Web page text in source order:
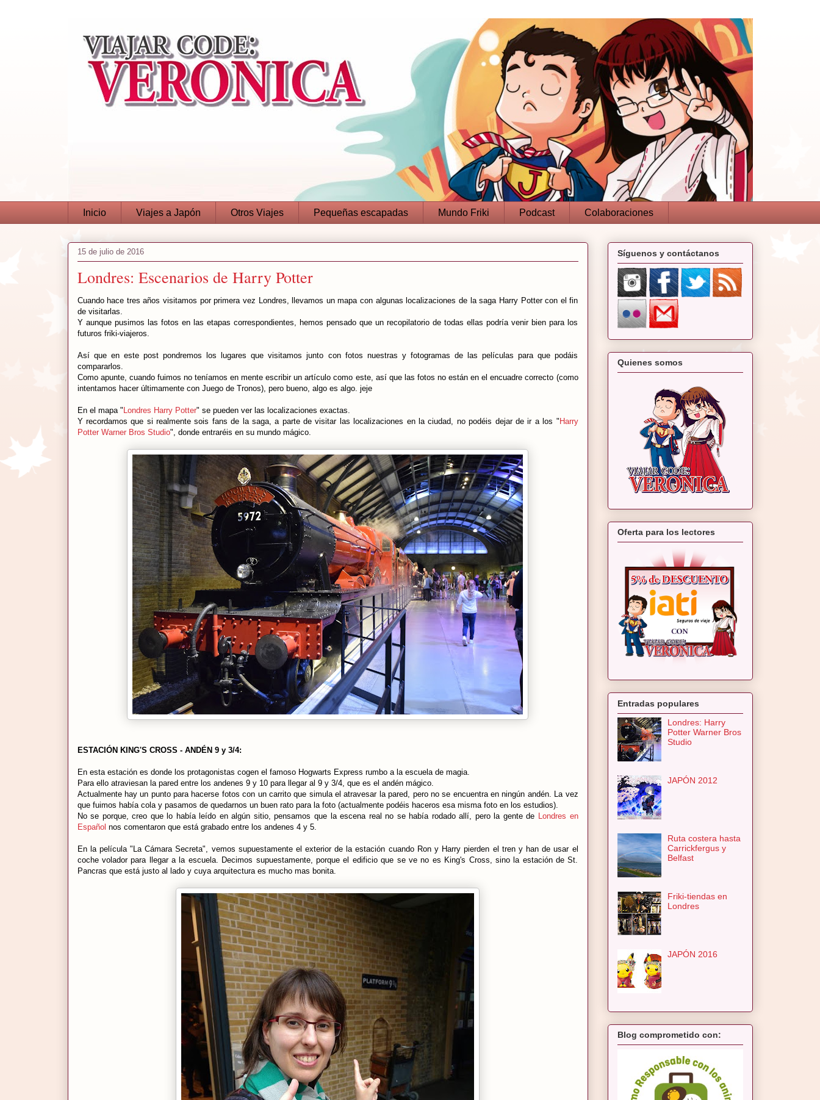
Inicio Viajes a Japón Otros Viajes Pequeñas escapadas Mundo Friki Podcast Colaboraciones
15 de julio de 2016
Londres: Escenarios de Harry Potter
Cuando hace tres años visitamos por primera vez Londres, llevamos un mapa con algunas localizaciones de la saga Harry Potter con el fin
de visitarlas.
Y aunque pusimos las fotos en las etapas correspondientes, hemos pensado que un recopilatorio de todas ellas podría venir bien para los
futuros friki-viajeros.
Así que en este post pondremos los lugares que visitamos junto con fotos nuestras y fotogramas de las películas para que podáis
compararlos.
Como apunte, cuando fuimos no teníamos en mente escribir un artículo como este, así que las fotos no están en el encuadre correcto (como
intentamos hacer últimamente con Juego de Tronos), pero bueno, algo es algo. jeje
En el mapa " Londres Harry Potter" se pueden ver las localizaciones exactas.
Y recordamos que si realmente sois fans de la saga, a parte de visitar las localizaciones en la ciudad, no podéis dejar de ir a los " Harry
Potter Warner Bros Studio", donde entraréis en su mundo mágico.
ESTACIÓN KING'S CROSS - ANDÉN 9 y 3/4:
En esta estación es donde los protagonistas cogen el famoso Hogwarts Express rumbo a la escuela de magia.
Para ello atraviesan la pared entre los andenes 9 y 10 para llegar al 9 y 3/4, que es el andén mágico.
Actualmente hay un punto para hacerse fotos con un carrito que simula el atravesar la pared, pero no se encuentra en ningún andén. La vez
que fuimos había cola y pasamos de quedarnos un buen rato para la foto (actualmente podéis haceros esa misma foto en los estudios).
No se porque, creo que lo había leído en algún sitio, pensamos que la escena real no se había rodado allí, pero la gente de Londres en
Español nos comentaron que está grabado entre los andenes 4 y 5.
En la película "La Cámara Secreta", vemos supuestamente el exterior de la estación cuando Ron y Harry pierden el tren y han de usar el
coche volador para llegar a la escuela. Decimos supuestamente, porque el edificio que se ve no es King's Cross, sino la estación de St.
Pancras que está justo al lado y cuya arquitectura es mucho mas bonita.
Síguenos y contáctanos
Quienes somos
Oferta para los lectores
Entradas populares
Londres: Harry
Potter Warner Bros
Studio
JAPÓN 2012
Ruta costera hasta
Carrickfergus y
Belfast
Friki-tiendas en
Londres
JAPÓN 2016
Blog comprometido con: